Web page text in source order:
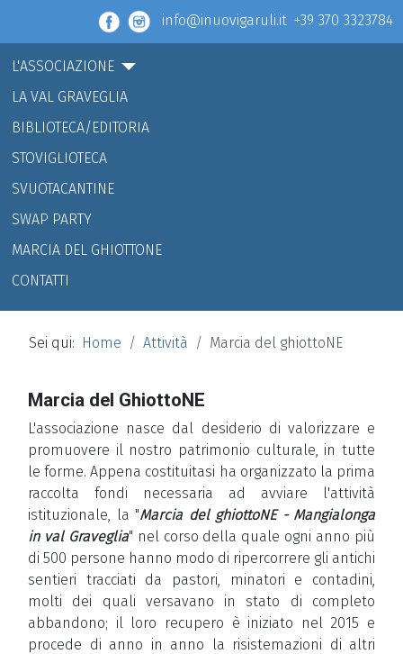
info@inuovigaruli.it +39 370 3323784
L'ASSOCIAZIONE
LA VAL GRAVEGLIA
BIBLIOTECA/EDITORIA
STOVIGLIOTECA
SVUOTACANTINE
SWAP PARTY
MARCIA DEL GHIOTTONE
CONTATTI
Sei qui: Home Attività Marcia del ghiottoNE
Marcia del GhiottoNE
L'associazione nasce dal desiderio di valorizzare e
promuovere il nostro patrimonio culturale, in tutte
le forme. Appena costituitasi ha organizzato la prima
raccolta fondi necessaria ad avviare l'attività
istituzionale, la "Marcia del ghiottoNE - Mangialonga
in val Graveglia" nel corso della quale ogni anno più
di 500 persone hanno modo di ripercorrere gli antichi
sentieri tracciati da pastori, minatori e contadini,
molti dei quali versavano in stato di completo
abbandono; il loro recupero è iniziato nel 2015 e
procede di anno in anno la risistemazioni di altri